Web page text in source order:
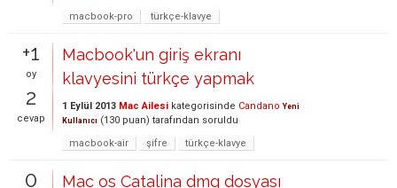
macbook-pro
türkçe-klavye
+1
oy
2
cevap
Macbook'un giriş ekranı
klavyesini türkçe yapmak
1 Eylül 2013 Mac Ailesi kategorisinde Candano Yeni
Kullanıcı (130 puan) tarafından soruldu
macbook-air
şifre türkçe-klavye
0
Mac os Catalina dmg dosyası